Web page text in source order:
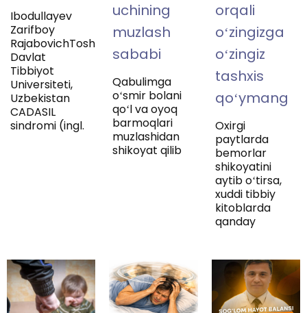
Ibodullayev
Zarifboy
RajabovichToshkent
Davlat
Tibbiyot
Universiteti,
Uzbekistan
CADASIL
sindromi (ingl.
uchining
muzlash
sababi
Qabulimga
oʻsmir bolani
qoʻl va oyoq
barmoqlari
muzlashidan
shikoyat qilib
orqali
oʻzingizga
oʻzingiz
tashxis
qoʻymang
Oxirgi
paytlarda
bemorlar
shikoyatini
aytib oʻtirsa,
xuddi tibbiy
kitoblarda
qanday